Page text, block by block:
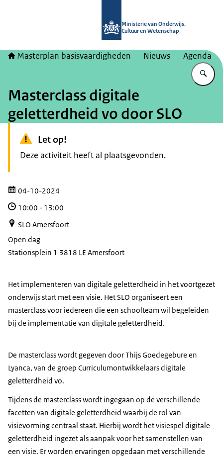
Ministerie van Onderwijs,
Cultuur en Wetenschap
Masterplan basisvaardigheden Nieuws Agenda
Masterclass digitale
geletterdheid vo door SLO
Let op!
Deze activiteit heeft al plaatsgevonden.
04-10-2024
10:00 - 13:00
SLO Amersfoort
Open dag
Stationsplein 1 3818 LE Amersfoort
Het implementeren van digitale geletterdheid in het voortgezet
onderwijs start met een visie. Het SLO organiseert een
masterclass voor iedereen die een schoolteam wil begeleiden
bij de implementatie van digitale geletterdheid.
De masterclass wordt gegeven door Thijs Goedegebure en
Lyanca, van de groep Curriculumontwikkelaars digitale
geletterdheid vo.
Tijdens de masterclass wordt ingegaan op de verschillende
facetten van digitale geletterdheid waarbij de rol van
visievorming centraal staat. Hierbij wordt het visiespel digitale
geletterdheid ingezet als aanpak voor het samenstellen van
een visie. Er worden ervaringen opgedaan met verschillende